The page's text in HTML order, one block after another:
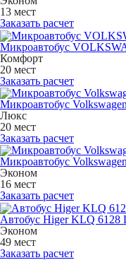
13 мест
Заказать расчет
Микроавтобус
Комфорт
20 мест
Заказать расчет
Микроавтобус
Люкс
20 мест
Заказать расчет
Микроавтобус
Эконом
16 мест
Заказать расчет
Автобус Higer KLQ 6128
Эконом
49 мест
Заказать расчет